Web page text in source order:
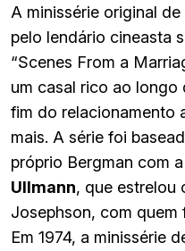
A minissérie original
pelo lendário cineasta
“Scenes From a
um casal rico ao longo
fim do relacionamento
mais. A série foi
próprio Bergman com
Ullmann, que estrelou
Josephson, com quem
Em 1974, a minissérie